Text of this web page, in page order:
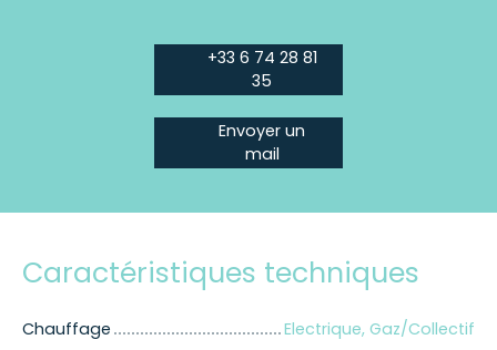
+33 6 74 28 81
35
Envoyer un
mail
Caractéristiques techniques
Chauffage
Electrique, Gaz/Collectif